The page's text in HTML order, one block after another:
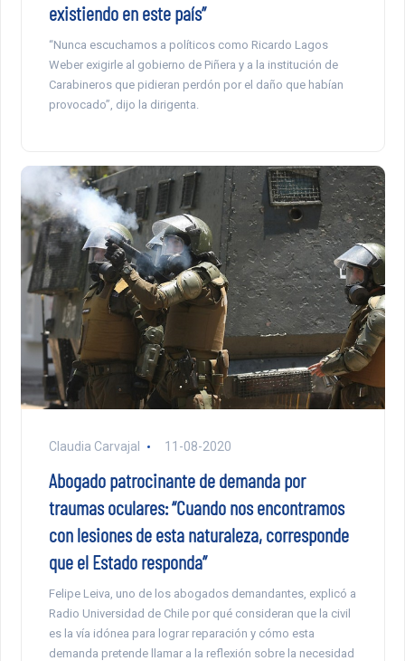
existiendo en este país”
“Nunca escuchamos a políticos como Ricardo Lagos
Weber exigirle al gobierno de Piñera y a la institución de
Carabineros que pidieran perdón por el daño que habían
provocado”, dijo la dirigenta.
Claudia Carvajal 11-08-2020
Abogado patrocinante de demanda por
traumas oculares: “Cuando nos encontramos
con lesiones de esta naturaleza, corresponde
que el Estado responda”
Felipe Leiva, uno de los abogados demandantes, explicó a
Radio Universidad de Chile por qué consideran que la civil
es la vía idónea para lograr reparación y cómo esta
demanda pretende llamar a la reflexión sobre la necesidad